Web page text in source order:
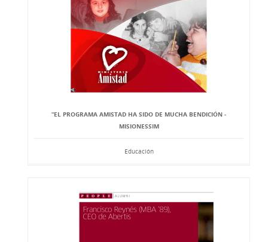
“EL PROGRAMA AMISTAD HA SIDO DE MUCHA BENDICIÓN -
MISIONESSIM
Educación